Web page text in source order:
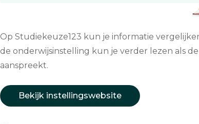
Op Studiekeuze123 kun je informatie
de onderwijsinstelling kun je verder lezen als
aanspreekt.
Bekijk instellingswebsite